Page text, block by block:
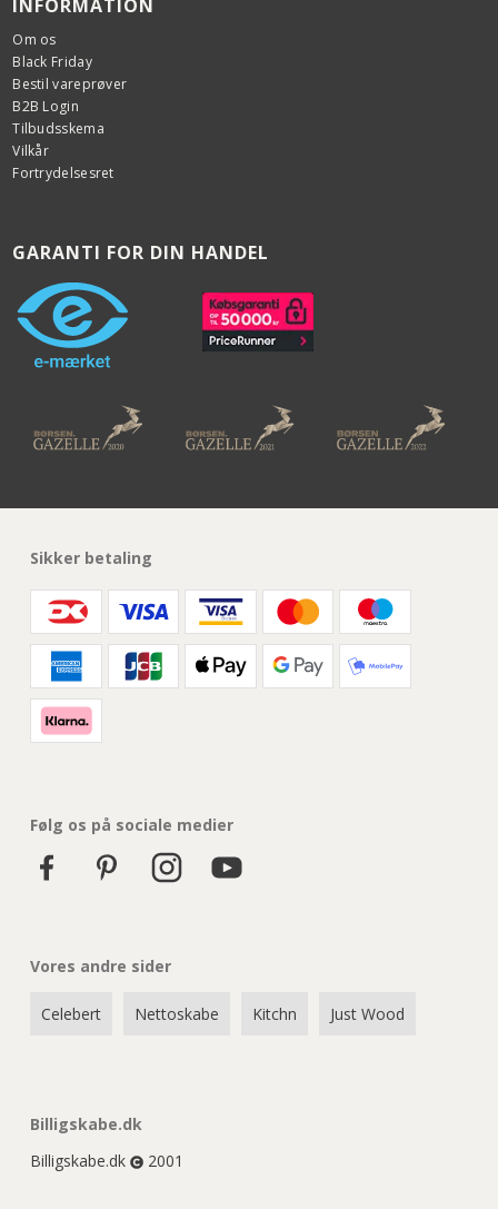
INFORMATION
Om os
Black Friday
Bestil vareprøver
B2B Login
Tilbudsskema
Vilkår
Fortrydelsesret
GARANTI FOR DIN HANDEL
Sikker betaling
Følg os på sociale medier
Vores andre sider
Celebert Nettoskabe Kitchn Just Wood
Billigskabe.dk
Billigskabe.dk
2001